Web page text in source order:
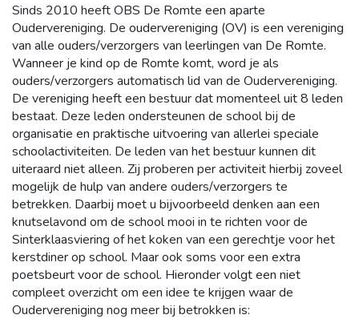
Sinds 2010 heeft OBS De Romte een aparte
Oudervereniging. De oudervereniging (OV) is een vereniging
van alle ouders/verzorgers van leerlingen van De Romte.
Wanneer je kind op de Romte komt, word je als
ouders/verzorgers automatisch lid van de Oudervereniging.
De vereniging heeft een bestuur dat momenteel uit 8 leden
bestaat. Deze leden ondersteunen de school bij de
organisatie en praktische uitvoering van allerlei speciale
schoolactiviteiten. De leden van het bestuur kunnen dit
uiteraard niet alleen. Zij proberen per activiteit hierbij zoveel
mogelijk de hulp van andere ouders/verzorgers te
betrekken. Daarbij moet u bijvoorbeeld denken aan een
knutselavond om de school mooi in te richten voor de
Sinterklaasviering of het koken van een gerechtje voor het
kerstdiner op school. Maar ook soms voor een extra
poetsbeurt voor de school. Hieronder volgt een niet
compleet overzicht om een idee te krijgen waar de
Oudervereniging nog meer bij betrokken is: